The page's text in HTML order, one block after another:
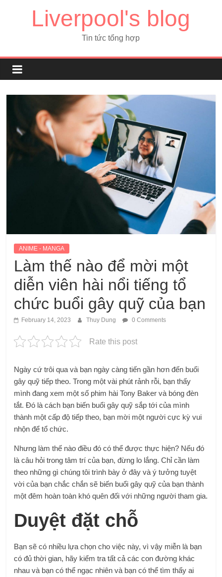
Liverpool's blog
Tin tức tổng hợp
ANIME - MANGA
Làm thế nào để mời một
diễn viên hài nổi tiếng tổ
chức buổi gây quỹ của bạn
February 14, 2023 Thuy Dung 0 Comments
Rate this post
Ngày cứ trôi qua và bạn ngày càng tiến gần hơn đến buổi
gây quỹ tiếp theo. Trong một vài phút rảnh rỗi, bạn thấy
mình đang xem một số phim hài Tony Baker và bóng đèn
tắt. Đó là cách bạn biến buổi gây quỹ sắp tới của mình
thành một cấp độ tiếp theo, bạn mời một người cực kỳ vui
nhộn để tổ chức.
Nhưng làm thế nào điều đó có thể được thực hiện? Nếu đó
là câu hỏi trong tâm trí của bạn, đừng lo lắng. Chỉ cần làm
theo những gì chúng tôi trình bày ở đây và ý tưởng tuyệt
vời của bạn chắc chắn sẽ biến buổi gây quỹ của bạn thành
một đêm hoàn toàn khó quên đối với những người tham gia.
Duyệt đặt chỗ
Bạn sẽ có nhiều lựa chọn cho việc này, vì vậy miễn là bạn
có đủ thời gian, hãy kiểm tra tất cả các con đường khác
nhau và bạn có thể ngạc nhiên và bạn có thể tìm thấy ai